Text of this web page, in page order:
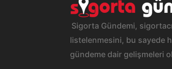
Sigorta Gündemi,
listelenmesini, bu sayede
gündeme dair gelişmeleri